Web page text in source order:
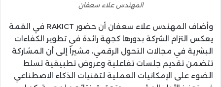
المهندس علاء سعفان
وأضاف المهندس علاء سعفان أن حضور RAKICT في القمة
يعكس التزام الشركة بدورها كجهة رائدة في تطوير الكفاءات
البشرية في مجالات التحول الرقمي، مشيراً إلى أن المشاركة
تتضمن تقديم جلسات تفاعلية وعروض تطبيقية تسلط
الضوء على الإمكانيات العملية لتقنيات الذكاء الاصطناعي